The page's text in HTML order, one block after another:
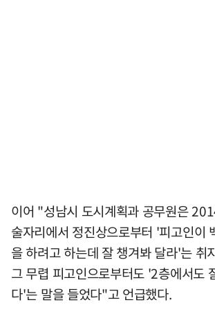
이어 "성남시 도시계획과 공무원은
술자리에서 정진상으로부터 '피고인이
을 하려고 하는데 잘 챙겨봐 달라'는 취
그 무렵 피고인으로부터도 '2층에서도
다'는 말을 들었다"고 언급했다.